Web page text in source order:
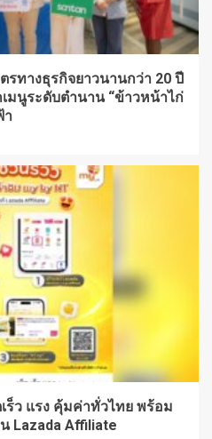
รทางธุรกิจยาวนานกว่า 20 ปี
มนูระดับตำนาน “ข้าวหน้าไก่
า
ร็ว แรง คุ้มค่าทั่วไทย พร้อม
Lazada Affiliate